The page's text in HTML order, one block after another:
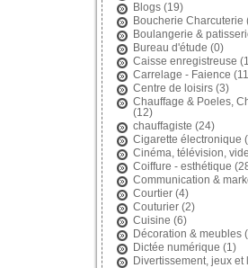
Blogs(19)
Boucherie Charcuterie
Boulangerie &
Bureau d'étude (0)
Caisse enregistreuse
Carrelage - Faience
Centre de loisirs(3)
Chauffage & Poeles,
(12)
chauffagiste (24)
Cigarette électronique
Cinéma, télévision,
Coiffure - esthétique
Communication &
Courtier(4)
Couturier(2)
Cuisine (6)
Décoration & meubles
Dictée numérique (1)
Divertissement, jeux et